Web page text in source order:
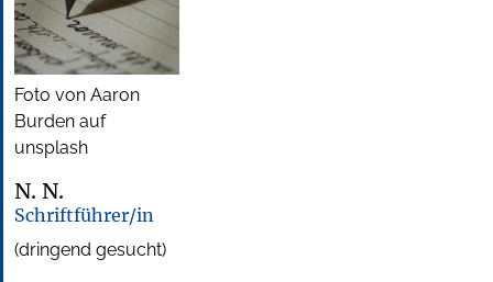
Foto von Aaron
Burden auf
unsplash
N. N.
Schriftführer/in
(dringend gesucht)